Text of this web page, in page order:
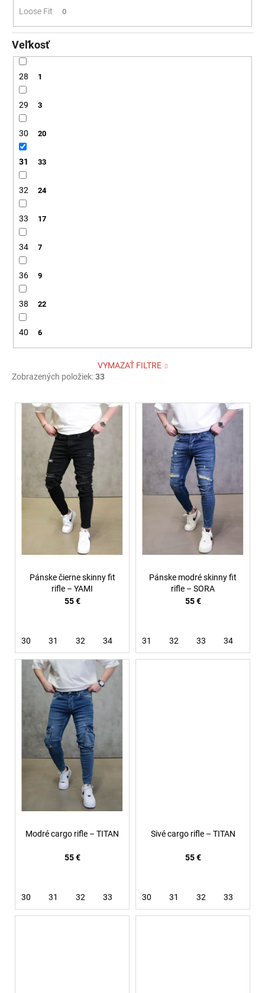
Loose Fit 0
Veľkosť
28 1
29 3
30 20
31 33
32 24
33 17
34 7
36 9
38 22
40 6
VYMAZAŤ FILTRE
Zobrazených položiek:33
V
Pánske čierne skinny fit
rifle – YAMI
55 €
30 31 32 34
Pánske modré skinny fit
rifle – SORA
55 €
31 32 33 34
Modré cargo rifle – TITAN
55 €
30 31 32 33
Sivé cargo rifle – TITAN
55 €
30 31 32 33